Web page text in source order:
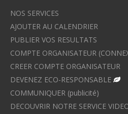
NOS SERVICES
AJOUTER AU CALENDRIER
PUBLIER VOS RESULTATS
COMPTE ORGANISATEUR
CREER COMPTE ORGANISATEUR
DEVENEZ ECO-RESPONSABLE
COMMUNIQUER (publicité)
DECOUVRIR NOTRE SERVICE